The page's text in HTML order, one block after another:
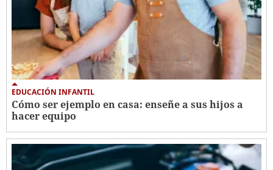
EDUCACIÓN INFANTIL
Cómo ser ejemplo en casa: enseñe a sus hijos a
hacer equipo